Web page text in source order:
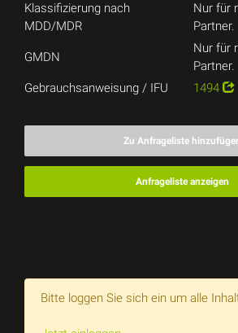
Klassifizierung nach
MDD/MDR
Nur für
Partner.
GMDN
Nur für
Partner.
Gebrauchsanweisung / IFU
1494
Zu Anfrageliste
Anfrageliste anzeigen
Bitte loggen Sie sich ein um alle